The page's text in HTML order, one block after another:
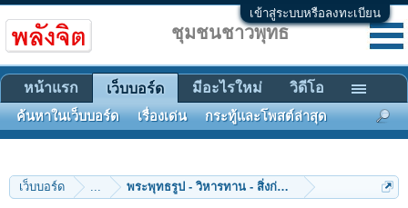
เข้าสู่ระบบหรือลงทะเบียน
เว็บบอร์ด ... พระพุทธรูป - วิหารทาน - สิ่งก่อสร้าง
ชุมชนชาวพุทธ
หน้าแรก เว็บบอร์ด
ค้นหาในเว็บบอร์ด เรื่องเด่น กระทู้และโพสต์ล่าสุด
มีอะไรใหม่ วิดีโอ